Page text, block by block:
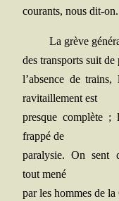
cou­rants, nous dit-on.
La grève
des trans­ports suit
l’absence de trains,
ravi­taille­ment est
presque com­plète
frap­pé de
para­ly­sie. On
tout mené
par les hommes de